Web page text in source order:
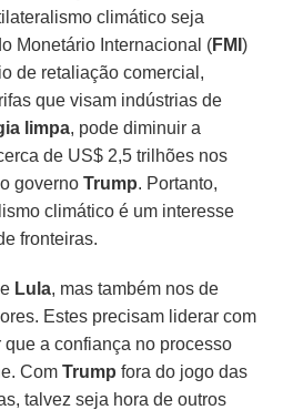
climático seja
Monetário Internacional (FMI)
de retaliação comercial,
que visam indústrias de
limpa, pode diminuir a
de US$ 2,5 trilhões nos
governoTrump. Portanto,
climático é um interesse
fronteiras.
Lula, mas também nos de
Estes precisam liderar com
a confiança no processo
ComTrump fora do jogo das
talvez seja hora de outros